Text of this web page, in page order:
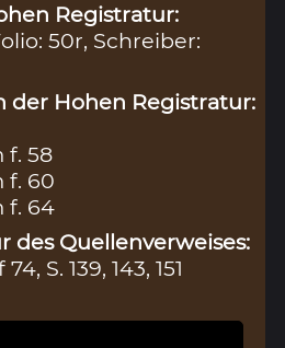
Registratur:
50r, Schreiber:
der Hohen Registratur:
f. 58
f. 60
f. 64
des Quellenverweises:
S. 139, 143, 151